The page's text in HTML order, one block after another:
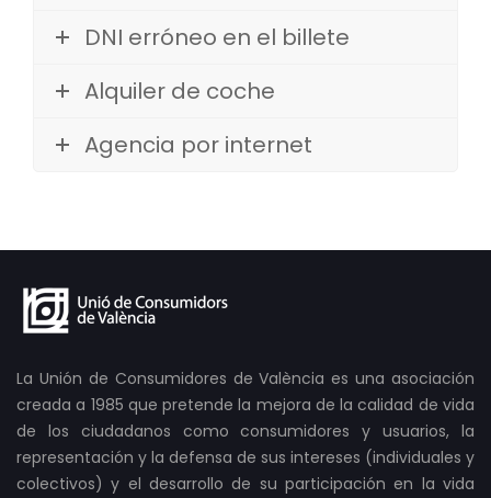
DNI erróneo en el billete
Alquiler de coche
Agencia por internet
La Unión de Consumidores de València es una asociación
creada a 1985 que pretende la mejora de la calidad de vida
de los ciudadanos como consumidores y usuarios, la
representación y la defensa de sus intereses (individuales y
colectivos) y el desarrollo de su participación en la vida